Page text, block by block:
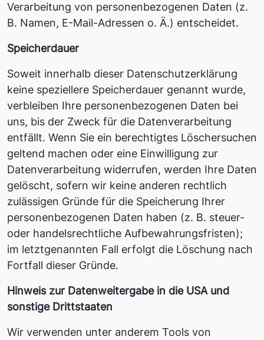
Verarbeitung von personenbezogenen Daten (z.
B. Namen, E-Mail-Adressen o. Ä.) entscheidet.
Speicherdauer
Soweit innerhalb dieser Datenschutzerklärung
keine speziellere Speicherdauer genannt wurde,
verbleiben Ihre personenbezogenen Daten bei
uns, bis der Zweck für die Datenverarbeitung
entfällt. Wenn Sie ein berechtigtes Löschersuchen
geltend machen oder eine Einwilligung zur
Datenverarbeitung widerrufen, werden Ihre Daten
gelöscht, sofern wir keine anderen rechtlich
zulässigen Gründe für die Speicherung Ihrer
personenbezogenen Daten haben (z. B. steuer-
oder handelsrechtliche Aufbewahrungsfristen);
im letztgenannten Fall erfolgt die Löschung nach
Fortfall dieser Gründe.
Hinweis zur Datenweitergabe in die USA und
sonstige Drittstaaten
Wir verwenden unter anderem Tools von